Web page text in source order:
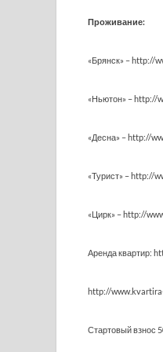
Проживание:
«Брянск» – http://
«Ньютон» – http://
«Десна» – http://
«Турист» – http://
«Цирк» – http://
Аренда квартир:
http://
Стартовый взнос